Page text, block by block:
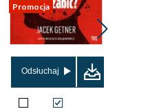
Promocja
Odsłuchaj